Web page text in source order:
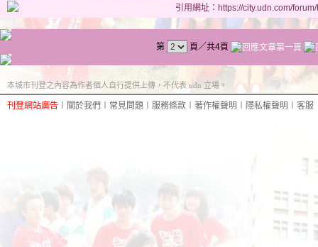
引用網址：https://city.udn.com/
第 頁／共4頁
本城市刊登之內容為作者個人自行提供上傳，不代表 udn 立場。
刊登網站廣告 關於我們 常見問題 服務條款 著作權聲明 隱私權聲明 客服